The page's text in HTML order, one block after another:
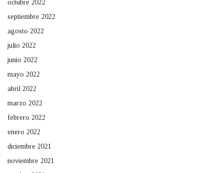
octubre 2022
septiembre 2022
agosto 2022
julio 2022
junio 2022
mayo 2022
abril 2022
marzo 2022
febrero 2022
enero 2022
diciembre 2021
noviembre 2021